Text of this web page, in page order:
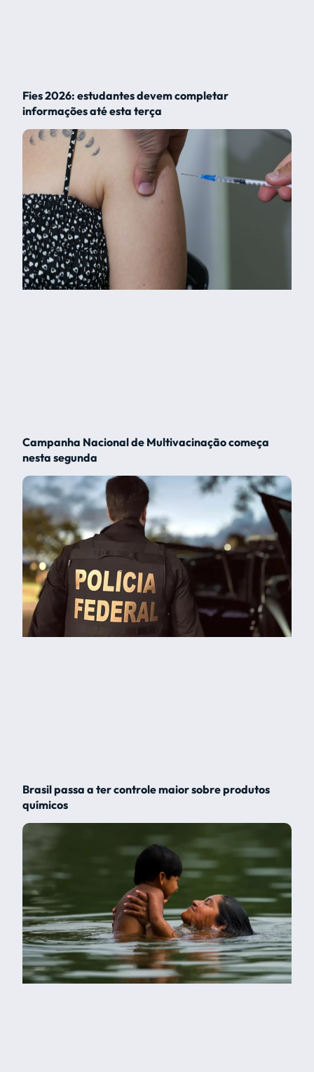
Fies 2026: estudantes devem completar
informações até esta terça
Campanha Nacional de Multivacinação começa
nesta segunda
Brasil passa a ter controle maior sobre produtos
químicos